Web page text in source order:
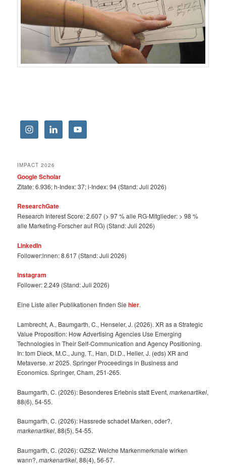
IMPACT 2026
Google Scholar
Zitate: 6.936; h-Index: 37; i-Index: 94 (Stand: Juli 2026)
ResearchGate
Research Interest Score: 2.607 (> 97 % alle RG-Mitglieder: > 98 %
alle Marketing-Forscher auf RG) (Stand: Juli 2026)
LinkedIn
Follower:innen: 8.617 (Stand: Juli 2026)
Instagram
Follower: 2.249 (Stand: Juli 2026)
Eine Liste aller Publikationen finden Siehier.
Lambrecht, A., Baumgarth, C., Henseler, J. (2026). XR as a Strategic
Value Proposition: How Advertising Agencies Use Emerging
Technologies in Their Self-Communication and Agency Positioning.
In: tom Dieck, M.C., Jung, T., Han, DI.D., Heller, J. (eds) XR and
Metaverse. xr 2025. Springer Proceedings in Business and
Economics. Springer, Cham, 251-265.
Baumgarth, C. (2026): Besonderes Erlebnis statt Event,markenartikel,
88(6), 54-55.
Baumgarth, C. (2026): Hassrede schadet Marken, oder?,
markenartikel, 88(5), 54-55.
Baumgarth, C. (2026): GZSZ: Welche Markenmerkmale wirken
wann?,markenartikel, 88(4), 56-57.